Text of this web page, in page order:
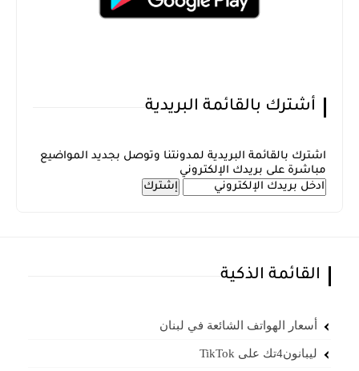
أشترك بالقائمة البريدية
اشترك بالقائمة البريدية لمدونتنا وتوصل بجديد المواضيع
مباشرة على بريدك الإلكتروني
القائمة الذكية
أسعار الهواتف الشائعة في لبنان
ليبانون4تك على TikTok